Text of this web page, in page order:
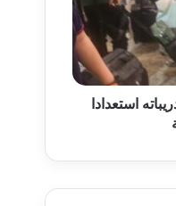
استعدادا